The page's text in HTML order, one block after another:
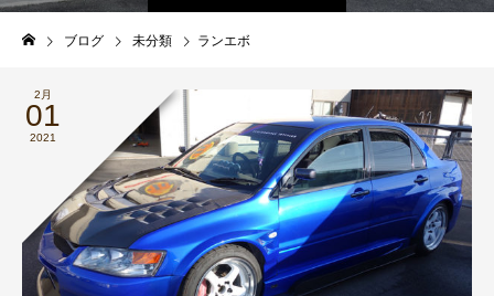
ブログ 未分類 ランエボ
2月
01
2021